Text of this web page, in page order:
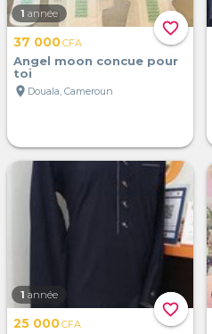
favorite_border
1 année
37 000CFA
Angel moon concue pour
toi
location_on Douala, Cameroun
favorite_border
1 année
25 000CFA